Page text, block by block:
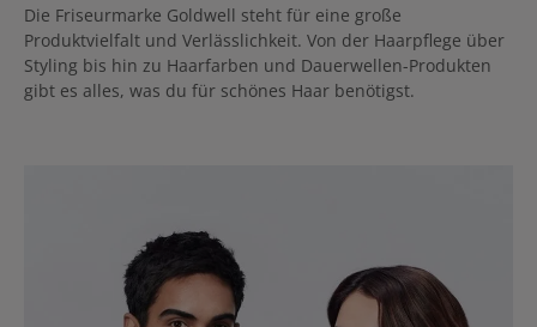
€
mit
BONUS4!
Die Friseurmarke Goldwell steht für eine große
Produktvielfalt und Verlässlichkeit. Von der Haarpflege über
Styling bis hin zu Haarfarben und Dauerwellen-Produkten
gibt es alles, was du für schönes Haar benötigst.